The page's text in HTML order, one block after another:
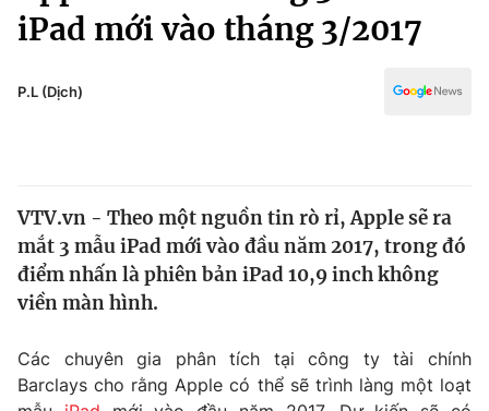
Thế giới
Tin tức
Câu chuyện quốc tế
Kinh tế
Tài chính
Thị trường
Dữ liệu và đời sống
Truyền hình
Văn hóa - Giải trí
Đời sống
iPad mới vào tháng 3/2017
P.L (Dịch)
VTV.vn - Theo một nguồn tin rò rỉ, Apple sẽ ra
mắt 3 mẫu iPad mới vào đầu năm 2017, trong đó
điểm nhấn là phiên bản iPad 10,9 inch không
viền màn hình.
Các chuyên gia phân tích tại công ty tài chính
Barclays cho rằng Apple có thể sẽ trình làng một loạt